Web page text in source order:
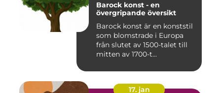
Barock konst - en
övergripande översikt
Barock konst är en konststil
som blomstrade i Europa
från slutet av 1500-talet till
mitten av 1700-t...
17. jan